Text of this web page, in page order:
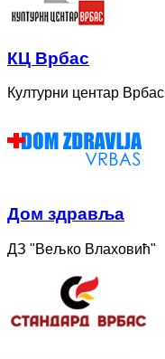
КЦ Врбас
Културни центар Врбас
Дом здравља
ДЗ "Вељко Влаховић"